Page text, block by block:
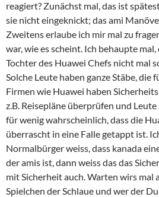
reagiert? Zunächst mal, das ist
sie nicht eingeknickt; das ami
Zweitens erlaube ich mir mal zu
war, wie es scheint. Ich behaupte
Tochter des Huawei Chefs nicht mal
Solche Leute haben ganze Stäbe, die
Firmen wie Huawei haben
z.B. Reisepläne überprüfen und
für wenig wahrscheinlich, dass die
überrascht in eine Falle getappt ist.
Normalbürger weiss, dass kanada
der amis ist, dann weiss das das
mit Sicherheit auch. Warten wirs mal
Spielchen der Schlaue und wer der